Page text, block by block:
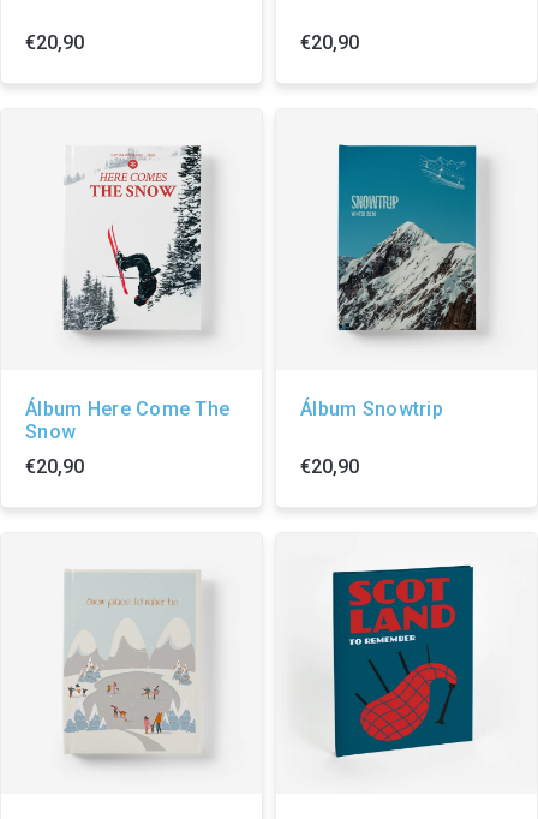
€20,90 €20,90
Álbum Here Come The
Snow
€20,90
Álbum Snowtrip
€20,90